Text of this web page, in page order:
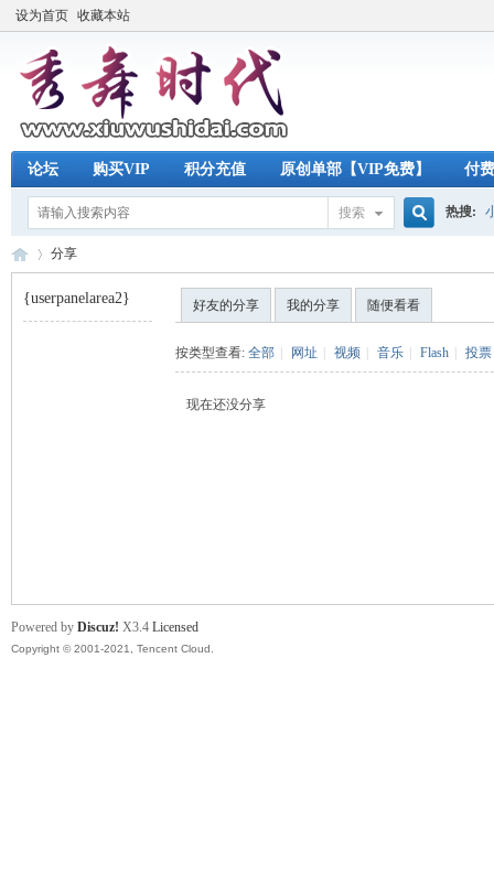
设为首页 收藏本站
论坛 购买VIP 积分充值 原创单部【VIP免费】 付
搜索 热搜:
分享
{userpanelarea2} 好友的分享 我的分享 随便看看
按类型查看: 全部 网址 视频 音乐 Flash 投票
现在还没分享
Powered by Discuz! X3.4 Licensed
Copyright © 2001-2021, Tencent Cloud.